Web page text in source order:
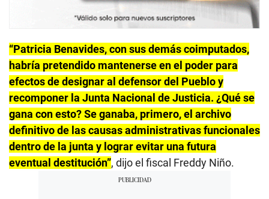
“Patricia Benavides, con sus demás coimputados,
habría pretendido mantenerse en el poder para
efectos de designar al defensor del Pueblo y
recomponer la Junta Nacional de Justicia. ¿Qué se
gana con esto? Se ganaba, primero, el archivo
definitivo de las causas administrativas funcionales
dentro de la junta y lograr evitar una futura
eventual destitución”, dijo el fiscal Freddy Niño.